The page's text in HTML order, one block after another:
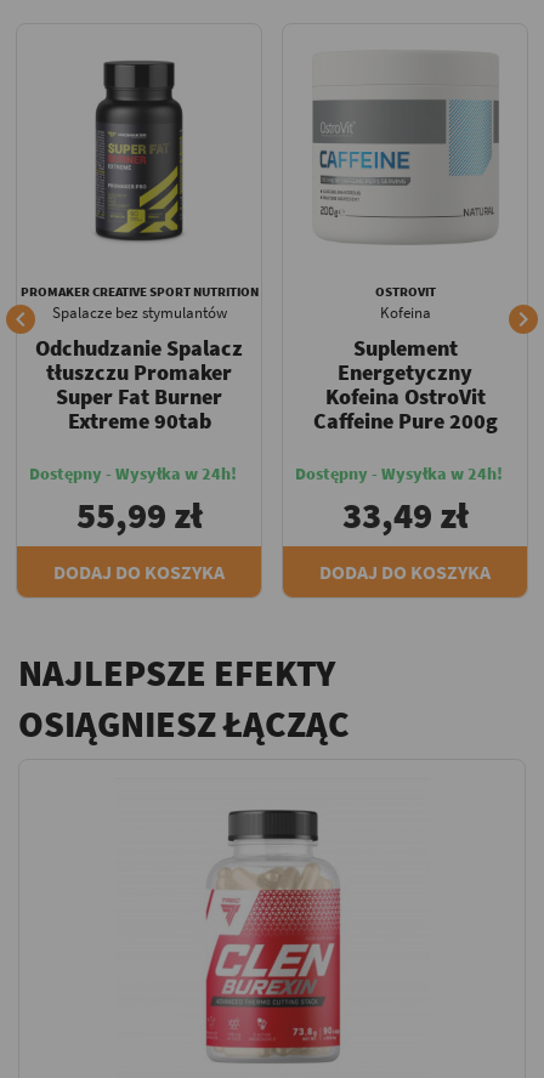

PROMAKER CREATIVE SPORT NUTRITION
Spalacze bez stymulantów
Odchudzanie Spalacz
tłuszczu Promaker
Super Fat Burner
Extreme 90tab
Dostępny - Wysyłka w 24h!
55,99 zł
DODAJ DO KOSZYKA
OSTROVIT
Kofeina
Suplement
Energetyczny
Kofeina OstroVit
Caffeine Pure 200g
Dostępny - Wysyłka w 24h!
33,49 zł
DODAJ DO KOSZYKA

NAJLEPSZE EFEKTY
OSIĄGNIESZ ŁĄCZĄC